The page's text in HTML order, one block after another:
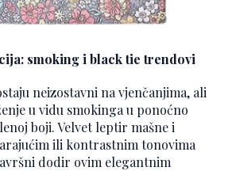
smoking i black tie trendovi
neizostavni na vjenčanjima, ali
u vidu smokinga u ponoćno
boji. Velvet leptir mašne i
ili kontrastnim tonovima
dodir ovim elegantnim